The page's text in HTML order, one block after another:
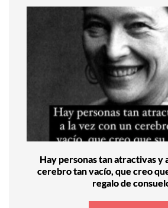
Hay personas tan atractivas y
cerebro tan vacío, que creo
regalo de